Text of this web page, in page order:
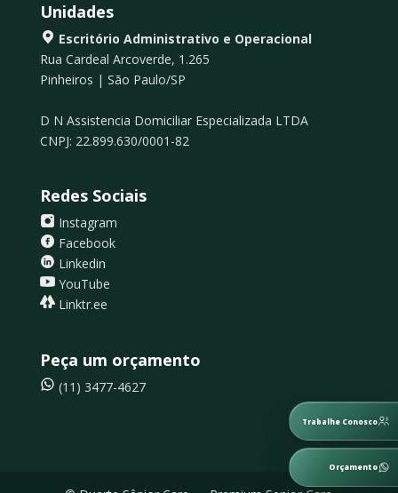
Unidades
Escritório Administrativo e Operacional
Rua Cardeal Arcoverde, 1.265
Pinheiros | São Paulo/SP
D N Assistencia Domiciliar Especializada LTDA
CNPJ: 22.899.630/0001-82
Redes Sociais
Instagram
Facebook
Linkedin
YouTube
Linktr.ee
Peça um orçamento
(11) 3477-4627
Trabalhe Conosco
Orçamento